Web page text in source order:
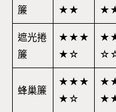
簾
★★
遮光捲
簾
★★★
★☆
蜂巢簾
★★★
★☆